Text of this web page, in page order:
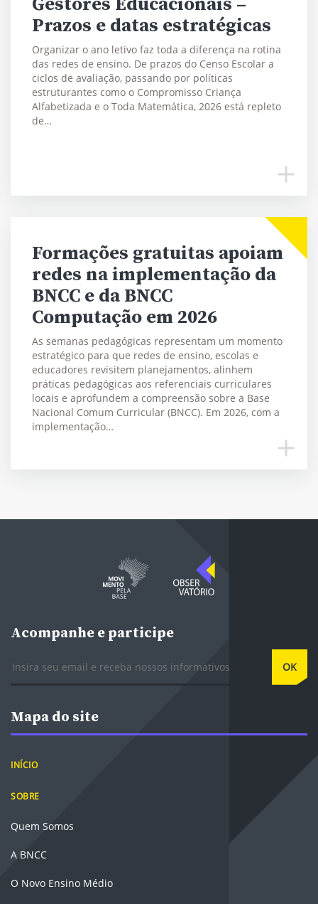
Prazos e datas estratégicas
Organizar o ano letivo faz toda a diferença na rotina
das redes de ensino. De prazos do Censo Escolar a
ciclos de avaliação, passando por políticas
estruturantes como o Compromisso Criança
Alfabetizada e o Toda Matemática, 2026 está repleto
de…
Formações gratuitas apoiam
redes na implementação da
BNCC e da BNCC
Computação em 2026
As semanas pedagógicas representam um momento
estratégico para que redes de ensino, escolas e
educadores revisitem planejamentos, alinhem
práticas pedagógicas aos referenciais curriculares
locais e aprofundem a compreensão sobre a Base
Nacional Comum Curricular (BNCC). Em 2026, com a
implementação…
Acompanhe e participe
OK
Mapa do site
INÍCIO
SOBRE
Quem Somos
A BNCC
O Novo Ensino Médio